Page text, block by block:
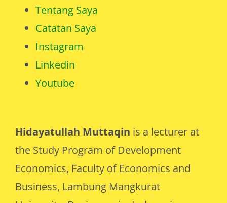
Economics, Faculty of Economics and
Business, Lambung Mangkurat
University, Banjarmasin, Indonesia.
Instagram
Linkedin
Youtube